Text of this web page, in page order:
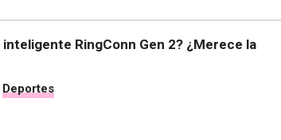
RingConn Gen 2? ¿Merece la
Deportes